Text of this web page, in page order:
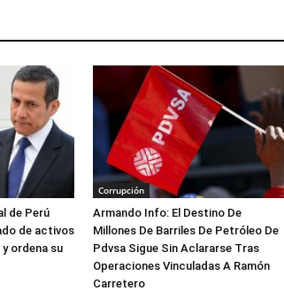
de Perú
de activos
ordena su
Corrupción
Armando Info: El Destino De
Millones De Barriles De Petróleo De
Pdvsa Sigue Sin Aclararse Tras
Operaciones Vinculadas A Ramón
Carretero